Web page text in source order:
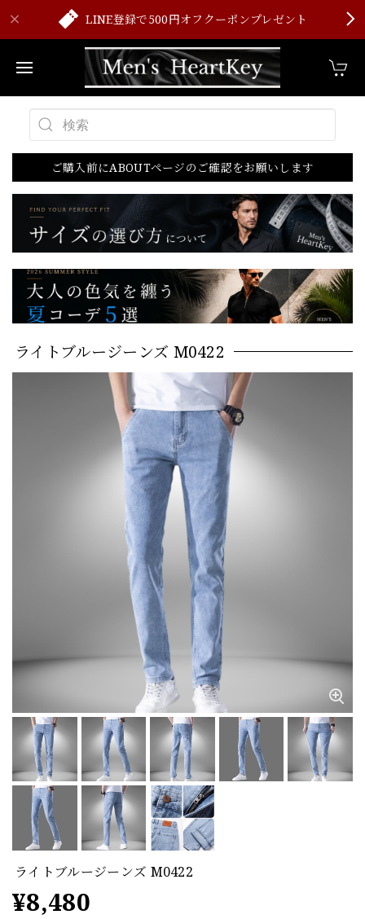
LINE登録で500円オフクーポンプレゼント
ご購入前にABOUTページのご確認をお願いします
ライトブルージーンズ M0422
ライトブルージーンズ M0422
¥8,480